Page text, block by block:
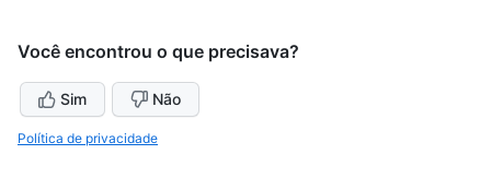
Você encontrou o que precisava?
Sim Não
Política de privacidade